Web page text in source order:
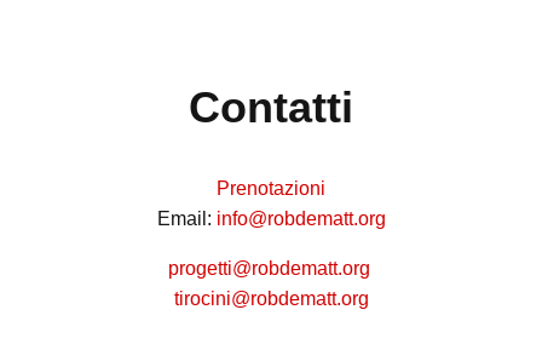
Contatti
Prenotazioni
Email: info@robdematt.org
progetti@robdematt.org
tirocini@robdematt.org